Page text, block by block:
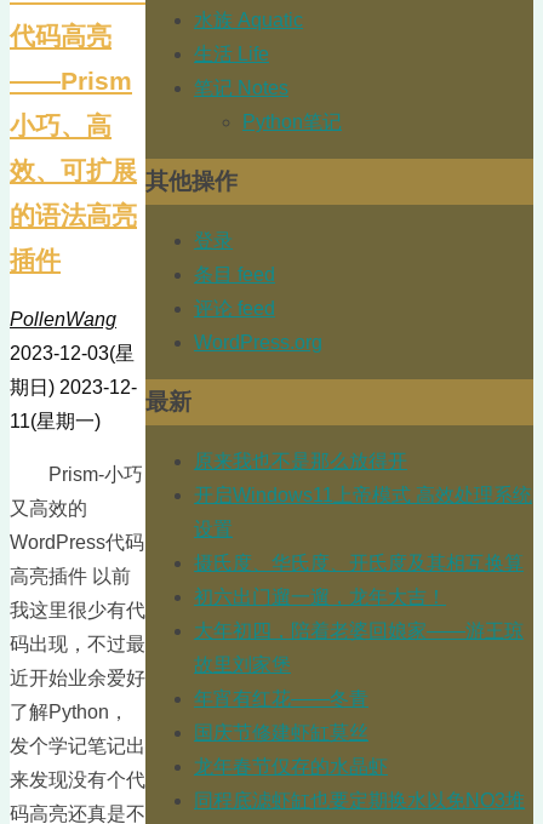
代码高亮
——Prism
小巧、高
效、可扩展
的语法高亮
插件
PollenWang
2023-12-03(星
期日) 2023-12-
11(星期一)
Prism-小巧
又高效的
WordPress代码
高亮插件 以前
我这里很少有代
码出现，不过最
近开始业余爱好
了解Python，
发个学记笔记出
来发现没有个代
码高亮还真是不
水族 Aquatic
生活 Life
笔记 Notes
Python笔记
其他操作
登录
条目 feed
评论 feed
WordPress.org
最新
原来我也不是那么放得开
开启Windows11上帝模式 高效处理系统
设置
摄氏度、华氏度、开氏度及其相互换算
初六出门遛一遛，龙年大吉！
大年初四，陪着老婆回娘家——游王琼
故里刘家堡
年宵有红花——冬青
国庆节修建虾缸莫丝
龙年春节仅存的水晶虾
同程底滤虾缸也要定期换水以免NO3堆